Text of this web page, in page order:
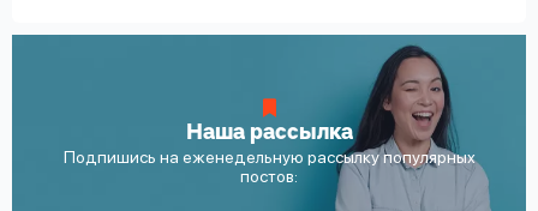
Наша рассылка
Подпишись на еженедельную рассылку популярных
постов: